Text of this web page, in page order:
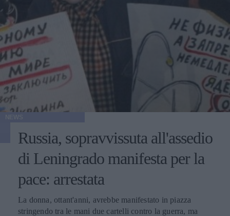
Russia, sopravvissuta all'assedio
di Leningrado manifesta per la
pace: arrestata
La donna, ottant'anni, avrebbe manifestato in piazza
stringendo tra le mani due cartelli contro la guerra, ma